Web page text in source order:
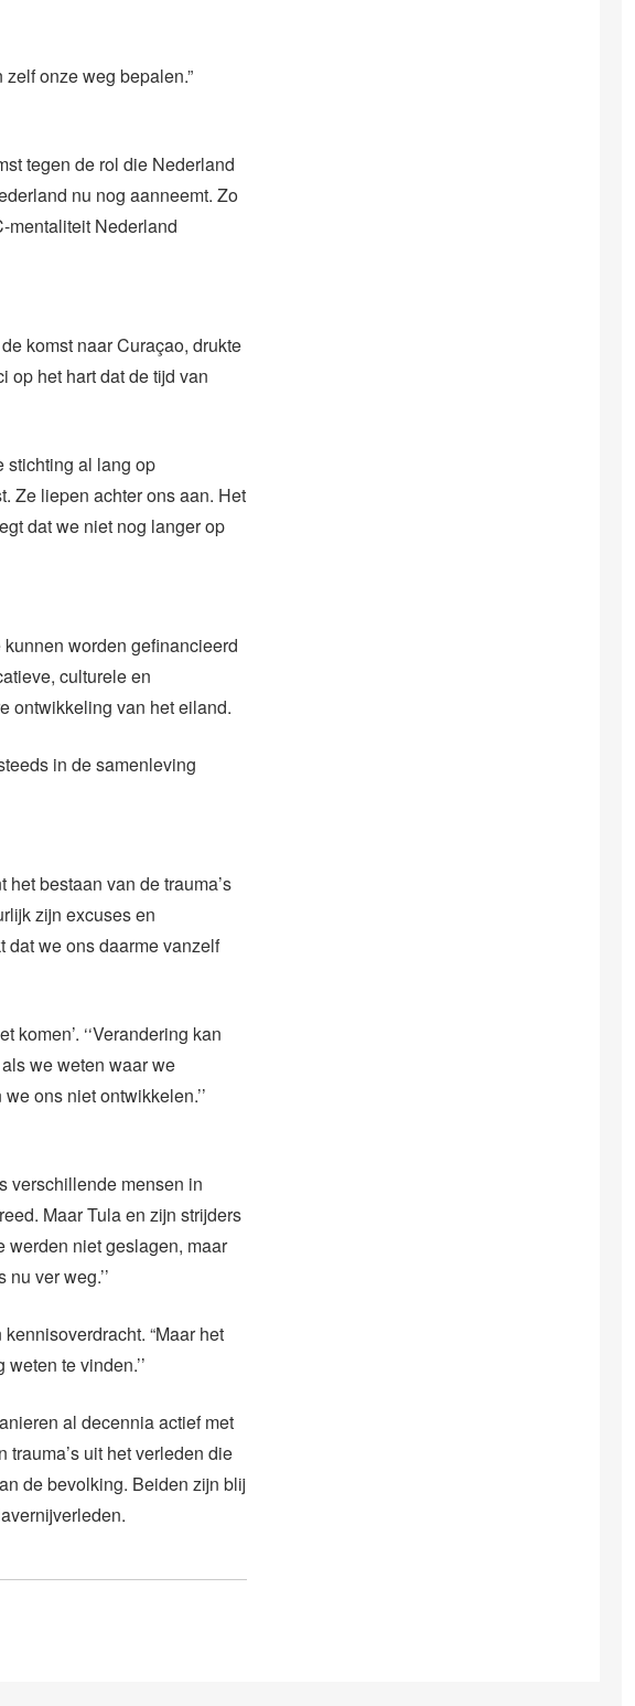
onze weg bepalen.”
tegen de rol die Nederland
nu nog aanneemt. Zo
mentaliteit Nederland
komst naar Curaçao, drukte
op het hart dat de tijd van
stichting al lang op
Ze liepen achter ons aan. Het
dat we niet nog langer op
worden gefinancieerd
culturele en
ontwikkeling van het eiland.
in de samenleving
bestaan van de trauma’s
zijn excuses en
dat we ons daarme vanzelf
‘‘Verandering kan
we weten waar we
ons niet ontwikkelen.’’
verschillende mensen in
Maar Tula en zijn strijders
werden niet geslagen, maar
ver weg.’’
“Maar het
te vinden.’’
al decennia actief met
uit het verleden die
de bevolking. Beiden zijn blij